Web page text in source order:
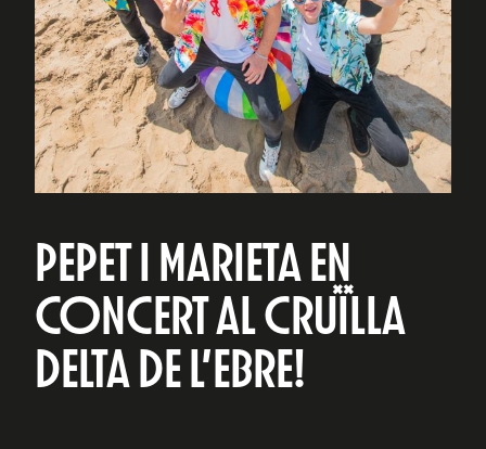
PEPET I MARIETA EN
CONCERT AL CRUÏLLA
DELTA DE L’EBRE!